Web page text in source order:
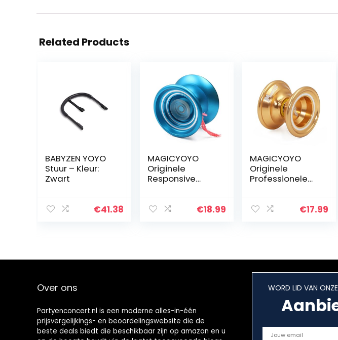
Related Products
BABYZEN YOYO
Stuur – Kleur:
Zwart
€41.38
MAGICYOYO
Originele
Responsive
voor Beginner
€18.99
MAGICYOYO
Originele
Professionele
Geavanceerde
€17.99
Over ons
Partyenconcert.nl is een moderne alles-in-één
prijsvergelijkings- en beoordelingswebsite die de
beste deals biedt die beschikbaar zijn op amazon en u
WORD LID VAN